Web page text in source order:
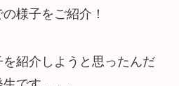
様子をご紹介！
紹介しようと思ったんだ